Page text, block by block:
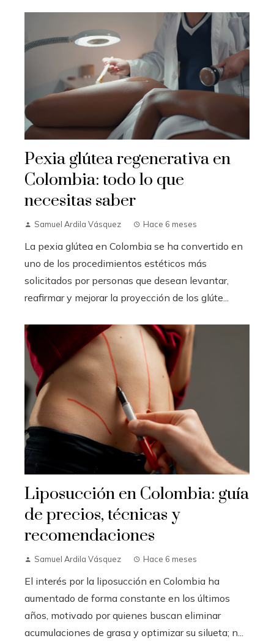
Pexia glútea regenerativa en
Colombia: todo lo que
necesitas saber
Samuel Ardila Vásquez Hace 6 meses
La pexia glútea en Colombia se ha convertido en
uno de los procedimientos estéticos más
solicitados por personas que desean levantar,
reafirmar y mejorar la proyección de los glúte...
Liposucción en Colombia: guía
de precios, técnicas y
recomendaciones
Samuel Ardila Vásquez Hace 6 meses
El interés por la liposucción en Colombia ha
aumentado de forma constante en los últimos
años, motivado por quienes buscan eliminar
acumulaciones de grasa y optimizar su silueta; n...